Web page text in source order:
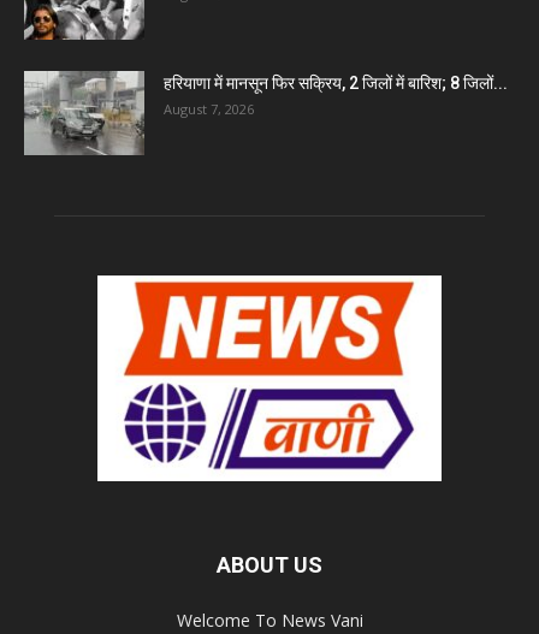
हरियाणा में मानसून फिर सक्रिय, 2 जिलों में बारिश; 8 जिलों...
August 7, 2026
ABOUT US
Welcome To News Vani